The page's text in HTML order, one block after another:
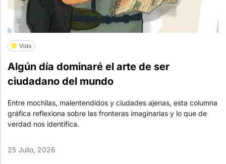
Vida
Algún día dominaré el arte de ser
ciudadano del mundo
Entre mochilas, malentendidos y ciudades ajenas, esta columna
gráfica reflexiona sobre las fronteras imaginarias y lo que de
verdad nos identifica.
25 Julio, 2026